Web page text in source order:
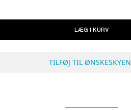
LÆG I KURV
TILFØJ TIL ØNSKESKYEN